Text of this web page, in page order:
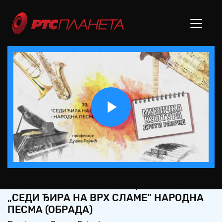
Play
Video
„СЕДИ ЂИРА НА ВРХ СЛАМЕ“ НАРОДНА
ПЕСМА (ОБРАДА)